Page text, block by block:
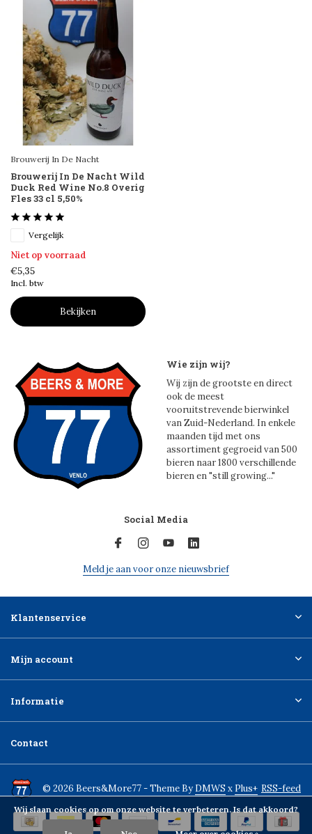
Brouwerij In De Nacht
Brouwerij In De Nacht Wild
Duck Red Wine No.8 Overig
Fles 33 cl 5,50%
Vergelijk
Niet op voorraad
€5,35
Incl. btw
Bekijken
Wie zijn wij?
Wij zijn de grootste en direct
ook de meest
vooruitstrevende bierwinkel
van Zuid-Nederland. In enkele
maanden tijd met ons
assortiment gegroeid van 500
bieren naar 1800 verschillende
bieren en "still growing..."
Social Media
Meld je aan voor onze nieuwsbrief
Klantenservice
Mijn account
Informatie
Contact
© 2026 Beers&More77 - Theme ByDMWS x Plus+ RSS-feed
Wij slaan cookies op om onze website te verbeteren. Is dat akkoord?